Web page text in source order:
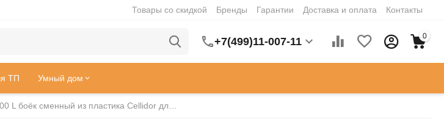
Товары со скидкой Бренды Гарантии Доставка и оплата Контакты
+7(499)11-007-11 0
ТП Умный дом